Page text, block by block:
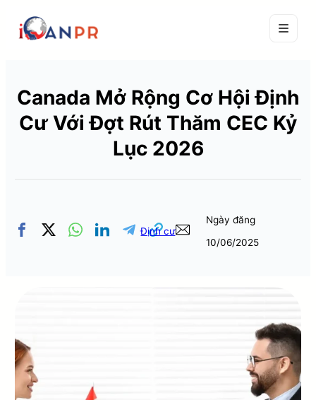
Canada Mở Rộng Cơ Hội Định
Cư Với Đợt Rút Thăm CEC Kỷ
Lục 2026
Định cư
Ngày đăng
10/06/2025